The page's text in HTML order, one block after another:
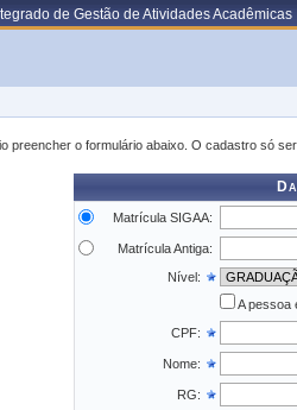
de Gestão de Atividades Acadêmicas
preencher o formulário abaixo. O cadastro só
Matrícula SIGAA:
Matrícula Antiga:
Nível:
A pessoa
CPF:
Nome:
RG: